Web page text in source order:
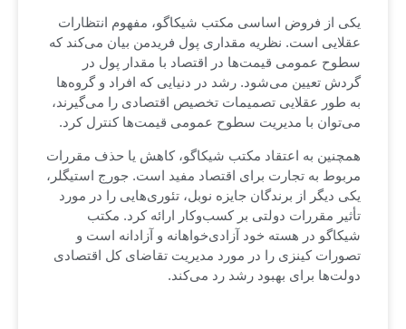
یکی از فروض اساسی مکتب شیکاگو، مفهوم انتظارات
عقلایی است. نظریه مقداری پول فریدمن بیان می‌کند که
سطوح عمومی قیمت‌ها در اقتصاد با مقدار پول در
گردش تعیین می‌شود. رشد در دنیایی که افراد و گروه‌ها
به طور عقلایی تصمیمات تخصیص اقتصادی را می‌گیرند،
می‌توان با مدیریت سطوح عمومی قیمت‌ها کنترل کرد.
همچنین به اعتقاد مکتب شیکاگو، کاهش یا حذف مقررات
مربوط به تجارت برای اقتصاد مفید است. جورج استیگلر،
یکی دیگر از برندگان جایزه نوبل، تئوری‌هایی را در مورد
تأثیر مقررات دولتی بر کسب‌وکار ارائه کرد. مکتب
شیکاگو در هسته خود آزادی‌خواهانه و آزادانه است و
تصورات کینزی را در مورد مدیریت تقاضای کل اقتصادی
دولت‌ها برای بهبود رشد رد می‌کند.